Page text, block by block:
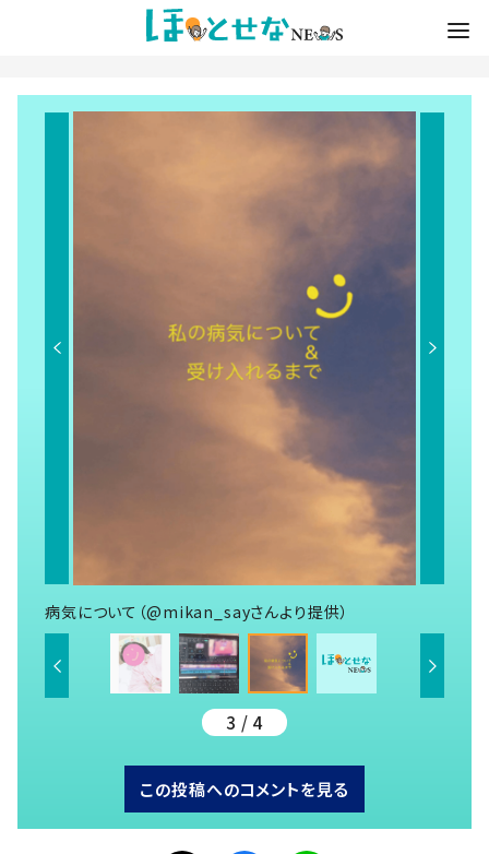
病気について（@mikan_sayさんより提供）
3 / 4
この投稿へのコメントを見る